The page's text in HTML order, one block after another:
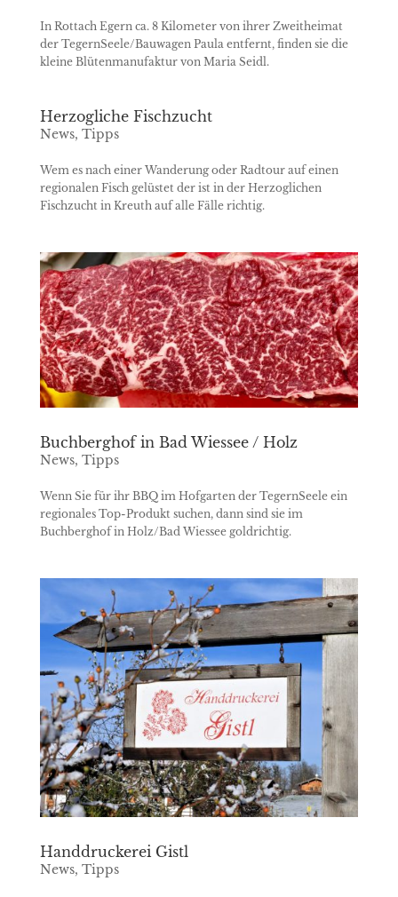
In Rottach Egern ca. 8 Kilometer von ihrer Zweitheimat
der TegernSeele/Bauwagen Paula entfernt, finden sie die
kleine Blütenmanufaktur von Maria Seidl.
Herzogliche Fischzucht
News, Tipps
Wem es nach einer Wanderung oder Radtour auf einen
regionalen Fisch gelüstet der ist in der Herzoglichen
Fischzucht in Kreuth auf alle Fälle richtig.
Buchberghof in Bad Wiessee / Holz
News, Tipps
Wenn Sie für ihr BBQ im Hofgarten der TegernSeele ein
regionales Top-Produkt suchen, dann sind sie im
Buchberghof in Holz/Bad Wiessee goldrichtig.
Handdruckerei Gistl
News, Tipps